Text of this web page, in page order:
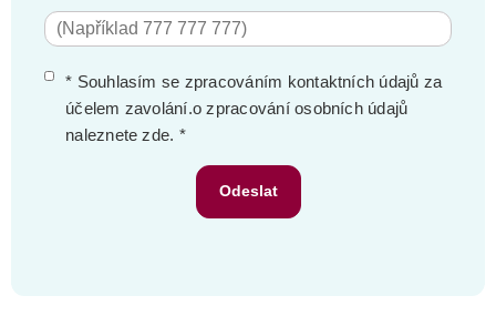
* Souhlasím se zpracováním kontaktních údajů za
účelem zavolání.o zpracování osobních údajů
naleznete zde. *
Odeslat